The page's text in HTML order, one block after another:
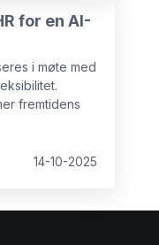
for en AI-
i møte med
fremtidens
14-10-2025